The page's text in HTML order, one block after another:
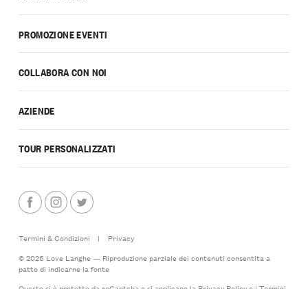
PROMOZIONE EVENTI
COLLABORA CON NOI
AZIENDE
TOUR PERSONALIZZATI
Termini & Condizioni |
Privacy
© 2026 Love Langhe — Riproduzione parziale dei contenuti consentita a
patto di indicarne la fonte